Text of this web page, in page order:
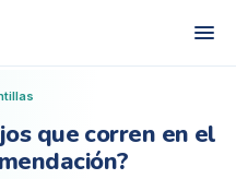
que corren en el